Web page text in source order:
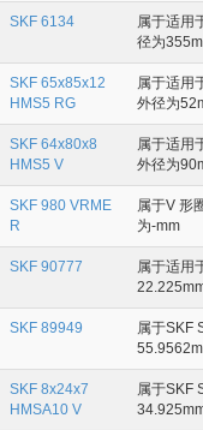
SKF 6134
属于适用
径为
SKF 65x85x12
HMS5 RG
属于适用
外径为
SKF 64x80x8
HMS5 V
属于适用
外径为
SKF 980 VRME
R
属于V 形
为-mm
SKF 90777
属于适用
SKF 89949
属于SKF
SKF 8x24x7
HMSA10 V
属于SKF